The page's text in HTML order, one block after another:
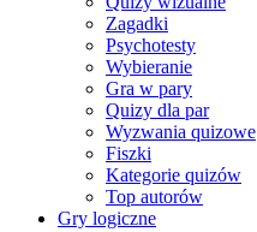
Zagadki
Psychotesty
Wybieranie
Gra w pary
Quizy dla par
Wyzwania quizowe
Fiszki
Kategorie quizów
Top autorów
Gry logiczne